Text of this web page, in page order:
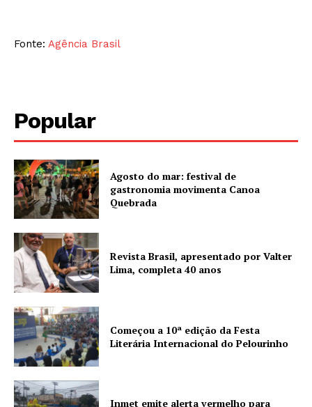
Fonte: Agência Brasil
Popular
Agosto do mar: festival de
gastronomia movimenta Canoa
Quebrada
Revista Brasil, apresentado por Valter
Lima, completa 40 anos
Começou a 10ª edição da Festa
Literária Internacional do Pelourinho
Inmet emite alerta vermelho para